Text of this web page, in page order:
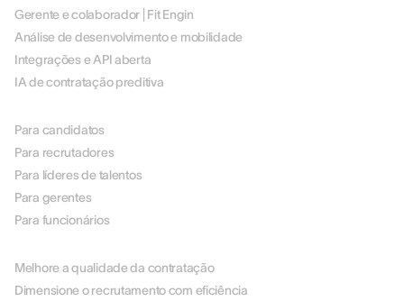
Gerente e colaborador | Fit Engin
Análise de desenvolvimento e mobilidade
Integrações e API aberta
IA de contratação preditiva
Para candidatos
Para recrutadores
Para líderes de talentos
Para gerentes
Para funcionários
Melhore a qualidade da contratação
Dimensione o recrutamento com eficiência